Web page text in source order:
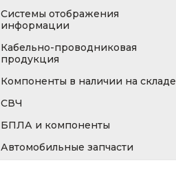
Системы отображения
информации
Кабельно-проводниковая
продукция
Компоненты в наличии на складе
СВЧ
БПЛА и компоненты
Автомобильные запчасти